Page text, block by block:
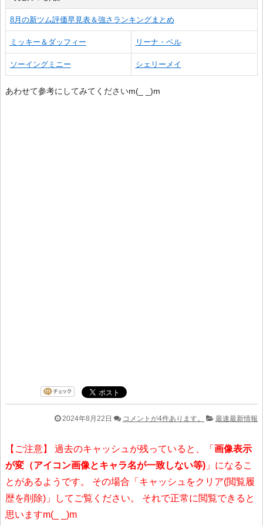
8月の新ツム評価早見表＆強さランキングまとめ
ミッキー＆ダッフィー リーナ・ベル
ソーイングミニー シェリーメイ
あわせて参考にしてみてくださいm(_ _)m
2024年8月22日 コメントが4件あります。 最速最新情報
【ご注意】 過去のキャッシュが残っていると、「 画像表示
が変（アイコン画像とキャラ名が一致しない等) 」になるこ
とがあるようです。 その場合「キャッシュをクリア(閲覧履
歴を削除)」してご覧ください。 それで正常に閲覧できると
思いますm(_ _)m